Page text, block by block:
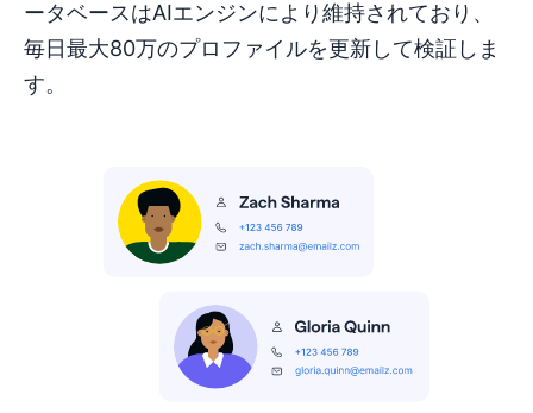
ータベースはAIエンジンにより維持されており、
毎日最大80万のプロファイルを更新して検証しま
す。